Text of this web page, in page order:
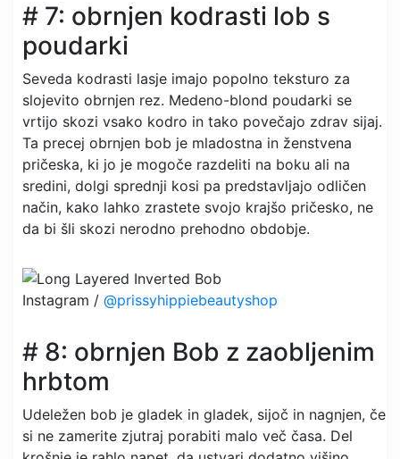
# 7: obrnjen kodrasti lob s
poudarki
Seveda kodrasti lasje imajo popolno teksturo za
slojevito obrnjen rez. Medeno-blond poudarki se
vrtijo skozi vsako kodro in tako povečajo zdrav sijaj.
Ta precej obrnjen bob je mladostna in ženstvena
pričeska, ki jo je mogoče razdeliti na boku ali na
sredini, dolgi sprednji kosi pa predstavljajo odličen
način, kako lahko zrastete svojo krajšo pričesko, ne
da bi šli skozi nerodno prehodno obdobje.
Instagram / @prissyhippiebeautyshop
# 8: obrnjen Bob z zaobljenim
hrbtom
Udeležen bob je gladek in gladek, sijoč in nagnjen, če
si ne zamerite zjutraj porabiti malo več časa. Del